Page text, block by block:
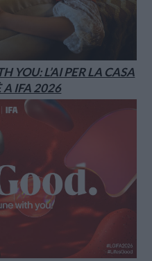
YOU: L’AI PER LA CASA
A IFA 2026